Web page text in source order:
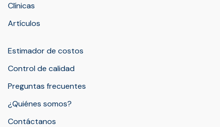
Clínicas
Artículos
Estimador de costos
Control de calidad
Preguntas frecuentes
¿Quiénes somos?
Contáctanos